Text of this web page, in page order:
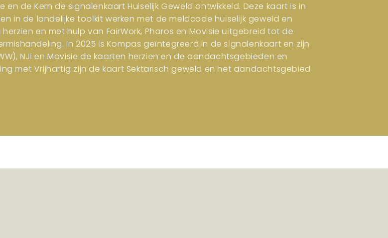
en de Kern de signalenkaart Huiselijk Geweld ontwikkeld. Deze kaart is in
in de landelijke toolkit werken met de meldcode huiselijk geweld en
en met hulp van FairWork, Pharos en Movisie uitgebreid tot de
In 2025 is Kompas geïntegreerd in de signalenkaart en zijn
NJi en Movisie de kaarten herzien en de aandachtsgebieden en
met Vrijhartig zijn de kaart Sektarisch geweld en het aandachtsgebied